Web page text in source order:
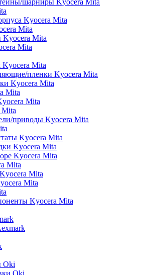
шарниры Kyocera Mita
Kyocera Mita
Mita
Mita
Mita
Kyocera Mita
пленки Kyocera Mita
Kyocera Mita
Mita
Mita
приводы Kyocera Mita
Kyocera Mita
Kyocera Mita
Kyocera Mita
Mita
Mita
Mita
Kyocera Mita
Oki
Oki